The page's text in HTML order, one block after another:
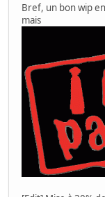
Bref, un bon wip
mais